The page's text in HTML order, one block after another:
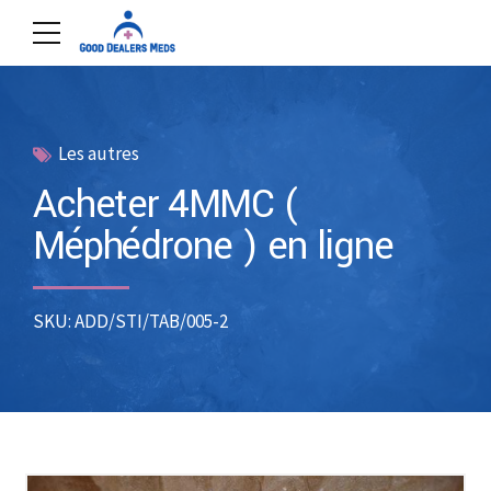
Les autres
Acheter 4MMC (
Méphédrone ) en ligne
SKU: ADD/STI/TAB/005-2